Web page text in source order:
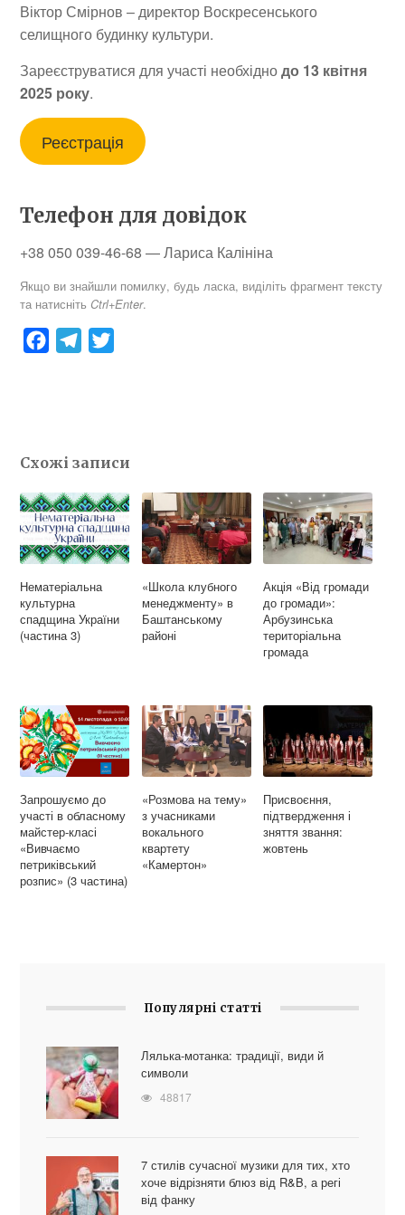
Віктор Смірнов – директор Воскресенського
селищного будинку культури.
Зареєструватися для участі необхіднодо 13 квітня
2025 року.
Реєстрація
Телефон для довідок
+38 050 039-46-68 — Лариса Калініна
Якщо ви знайшли помилку, будь ласка, виділіть фрагмент тексту
та натисніть Ctrl+Enter.
o
o
k
r
a
m
e
r
Схожі записи
Нематеріальна
культурна
спадщина України
(частина 3)
«Школа клубного
менеджменту» в
Баштанському
районі
Акція «Від громади
до громади»:
Арбузинська
територіальна
громада
Запрошуємо до
участі в обласному
майстер-класі
«Вивчаємо
петриківський
розпис» (3 частина)
«Розмова на тему»
з учасниками
вокального
квартету
«Камертон»
Присвоєння,
підтвердження і
зняття звання:
жовтень
Популярні статті
Лялька-мотанка: традиції, види й
символи
48817
7 стилів сучасної музики для тих, хто
хоче відрізняти блюз від R&B, а регі
від фанку